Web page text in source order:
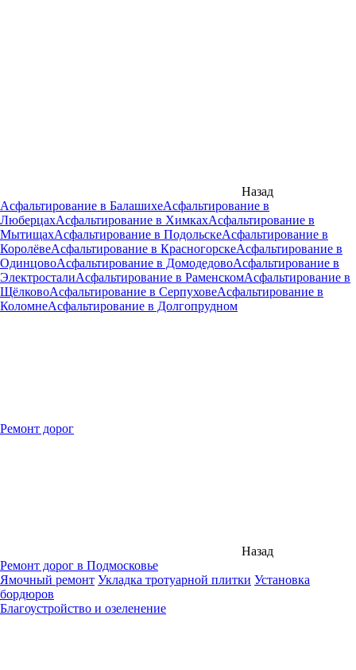
Назад
Асфальтирование в БалашихеАсфальтирование в
ЛюберцахАсфальтирование в ХимкахАсфальтирование в
МытищахАсфальтирование в ПодольскеАсфальтирование в
КоролёвеАсфальтирование в КрасногорскеАсфальтирование в
ОдинцовоАсфальтирование в ДомодедовоАсфальтирование в
ЭлектросталиАсфальтирование в РаменскомАсфальтирование в
ЩёлковоАсфальтирование в СерпуховеАсфальтирование в
КоломнеАсфальтирование в Долгопрудном
Ремонт дорог
Назад
Ремонт дорог в Подмосковье
Ямочный ремонт Укладка тротуарной плитки Установка
бордюров
Благоустройство и озеленение